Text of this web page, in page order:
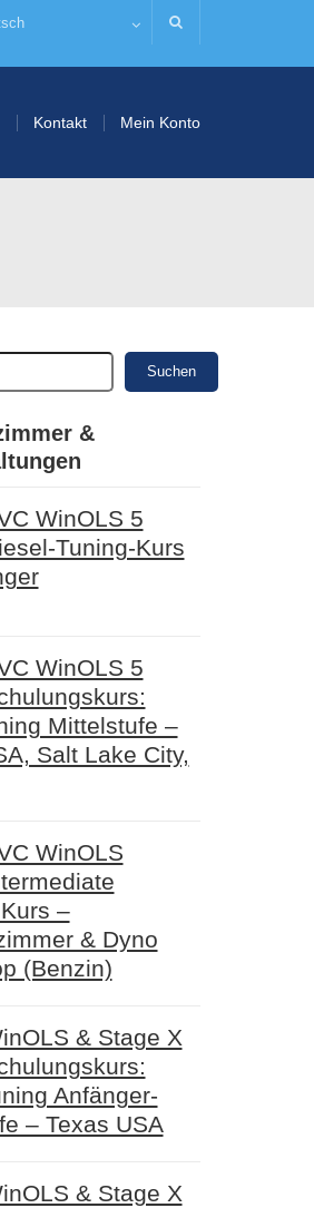
Kontakt Mein Konto
Suchen
&
WinOLS 5
Tuning-Kurs
WinOLS 5
Mittelstufe –
Salt Lake City,
WinOLS
–
& Dyno
(Benzin)
& Stage X
Anfänger-
– Texas USA
& Stage X